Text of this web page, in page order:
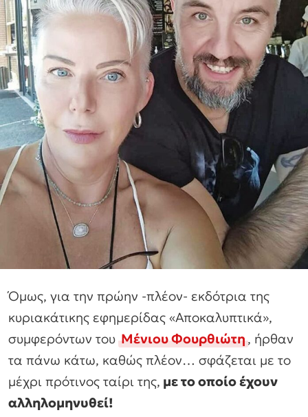
Όμως, για την πρώην -πλέον- εκδότρια της
κυριακάτικης εφημερίδας «Αποκαλυπτικά»,
συμφερόντων τουΜένιου Φουρθιώτη, ήρθαν
τα πάνω κάτω, καθώς πλέον… σφάζεται με το
μέχρι πρότινος ταίρι της, με το οποίο έχουν
αλληλομηνυθεί!